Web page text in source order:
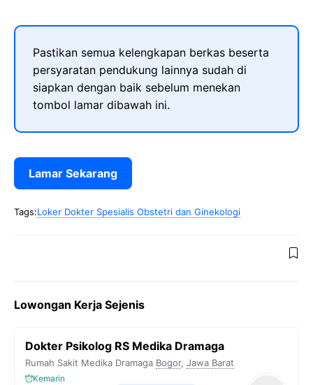
Pastikan semua kelengkapan berkas beserta
persyaratan pendukung lainnya sudah di
siapkan dengan baik sebelum menekan
tombol lamar dibawah ini.
Lamar Sekarang
Tags:Loker Dokter Spesialis Obstetri dan Ginekologi
Lowongan Kerja Sejenis
Dokter Psikolog RS Medika Dramaga
Rumah Sakit Medika Dramaga Bogor, Jawa Barat
Kemarin